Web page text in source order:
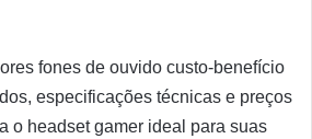
fones de ouvido custo-benefício
especificações técnicas e preços
o headset gamer ideal para suas